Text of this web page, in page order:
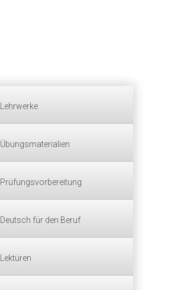
Lehrwerke
Übungsmaterialien
Prüfungsvorbereitung
Deutsch für den Beruf
Lektüren